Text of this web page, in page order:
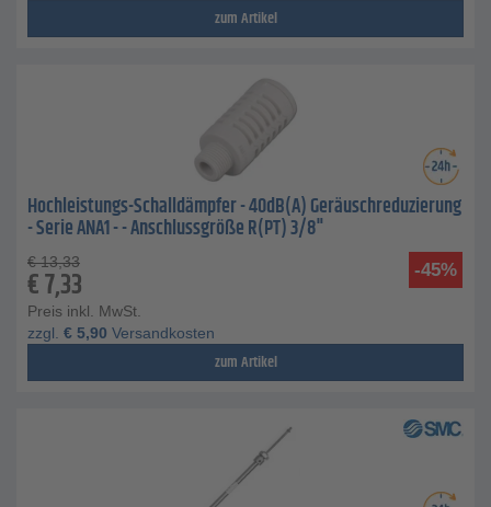
zum Artikel
Hochleistungs-Schalldämpfer - 40dB(A) Geräuschreduzierung
- Serie ANA1 - - Anschlussgröße R(PT) 3/8"
-45%
€ 13,33
€7,33
Preis inkl. MwSt.
zzgl. € 5,90 Versandkosten
zum Artikel